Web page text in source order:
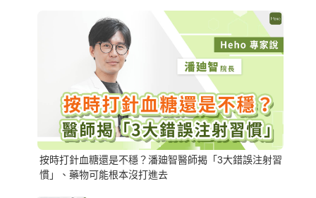
按時打針血糖還是不穩？潘廸智醫師揭「3大錯誤注射習
慣」、藥物可能根本沒打進去